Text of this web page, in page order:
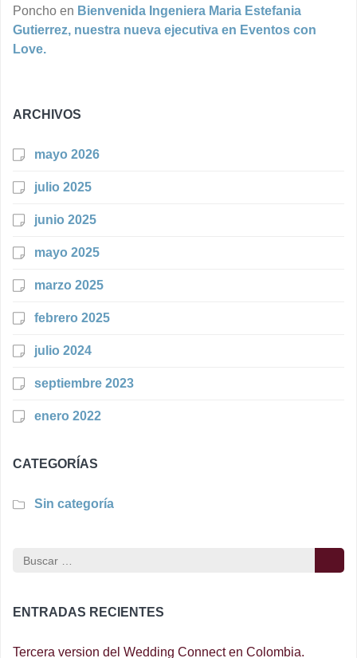
Poncho en Bienvenida Ingeniera Maria Estefania
Gutierrez, nuestra nueva ejecutiva en Eventos con
Love.
ARCHIVOS
mayo 2026
julio 2025
junio 2025
mayo 2025
marzo 2025
febrero 2025
julio 2024
septiembre 2023
enero 2022
CATEGORÍAS
Sin categoría
Buscar:
ENTRADAS RECIENTES
Tercera version del Wedding Connect en Colombia.